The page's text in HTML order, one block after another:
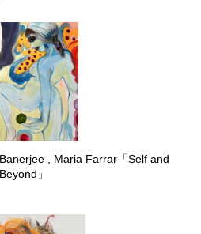
, Maria Farrar「Self and
Beyond」